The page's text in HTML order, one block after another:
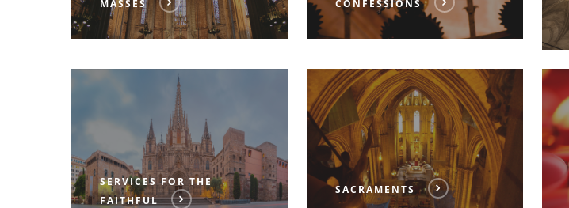
MASSES CONFESSIONS
SERVICES FOR THE
FAITHFUL
SACRAMENTS